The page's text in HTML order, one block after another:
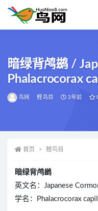
暗绿背鸬鹚 /
Phalacrocorax
鸟网 鲣鸟目 3年前
首页 鲣鸟目
暗绿背鸬鹚
英文名：Japanese
学名：Phalacrocorax